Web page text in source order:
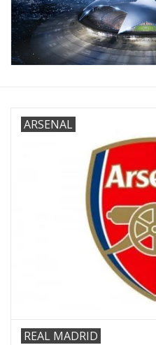
Frankreich
ARSENAL
REAL MADRID